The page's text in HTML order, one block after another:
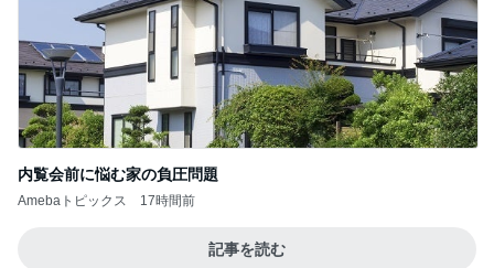
内覧会前に悩む家の負圧問題
Amebaトピックス 17時間前
記事を読む